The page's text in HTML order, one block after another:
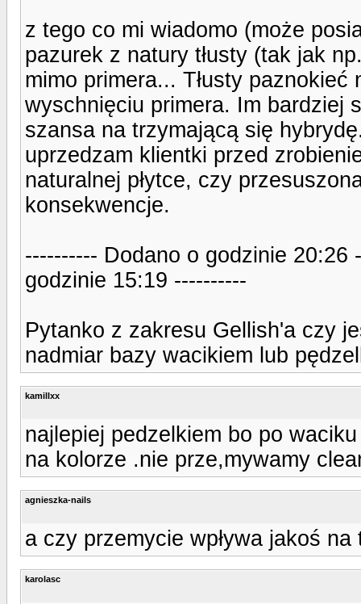
z tego co mi wiadomo (może
pazurek z natury tłusty (tak jak
mimo primera... Tłusty
wyschnięciu primera. Im bardziej
szansa na trzymającą się
uprzedzam klientki przed
naturalnej płytce, czy
konsekwencje.
---------- Dodano o godzinie 20:26
godzinie 15:19 ----------
Pytanko z zakresu Gellish'a czy
nadmiar bazy wacikiem lub
kamillxx
najlepiej pedzelkiem bo po
na kolorze .nie prze,mywamy
agnieszka-nails
a czy przemycie wpływa jakoś na
karolasc